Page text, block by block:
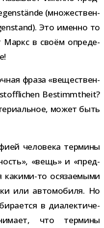
(мно­же­ствен­
Это именно то
Маркс в своём опре­де­
фраза «веще­ствен­
Bestimmtheit?
может быть
чело­века тер­мины
«вещь» и «пред­
какими-​то ося­за­е­мыми
или авто­мо­биля. Но
в диа­лек­ти­че­
что тер­мины